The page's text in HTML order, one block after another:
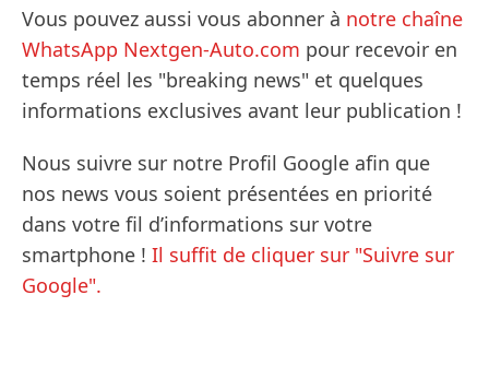
Vous pouvez aussi vous abonner à notre chaîne
WhatsApp Nextgen-Auto.com pour recevoir en
temps réel les "breaking news" et quelques
informations exclusives avant leur publication !
Nous suivre sur notre Profil Google afin que
nos news vous soient présentées en priorité
dans votre fil d’informations sur votre
smartphone ! Il suffit de cliquer sur "Suivre sur
Google".